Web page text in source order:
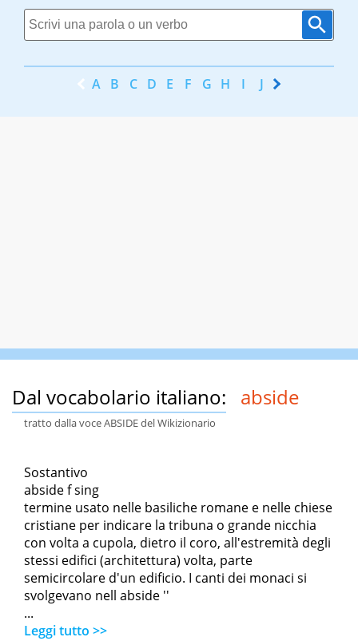
A B C D E F G H I J K
Dal vocabolario italiano: abside
tratto dalla voce ABSIDE del Wikizionario
Sostantivo
abside f sing
termine usato nelle basiliche romane e nelle chiese
cristiane per indicare la tribuna o grande nicchia
con volta a cupola, dietro il coro, all'estremità degli
stessi edifici (architettura) volta, parte
semicircolare d'un edificio. I canti dei monaci si
svolgevano nell abside ''
...
Leggi tutto >>